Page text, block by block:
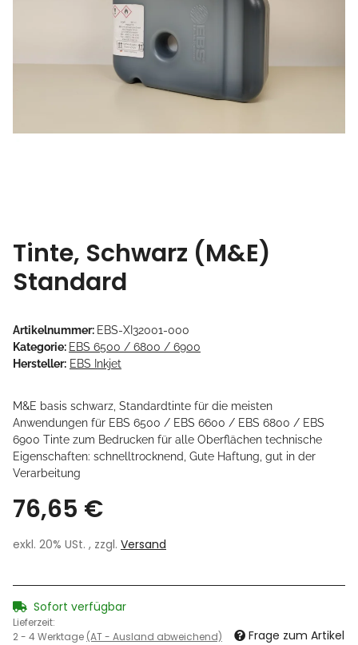
Tinte, Schwarz (M&E)
Standard
Artikelnummer: EBS-XI32001-000
Kategorie: EBS 6500 / 6800 / 6900
Hersteller: EBS Inkjet
M&E basis schwarz, Standardtinte für die meisten
Anwendungen für EBS 6500 / EBS 6600 / EBS 6800 / EBS
6900 Tinte zum Bedrucken für alle Oberflächen technische
Eigenschaften: schnelltrocknend, Gute Haftung, gut in der
Verarbeitung
76,65 €
exkl. 20% USt. , zzgl. Versand
Sofort verfügbar
Lieferzeit:
2 - 4 Werktage (AT - Ausland abweichend) Frage zum Artikel